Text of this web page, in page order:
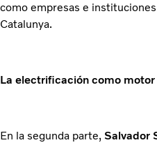
como empresas e
Catalunya.
La electrificación como
En la segunda parte, Salvador